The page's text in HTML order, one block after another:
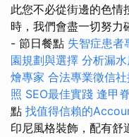
此您不必從街邊的色情
時，我們會盡一切努力
- 節日餐點 失智症患者
園規劃與選擇 分析漏
燴專家 合法專業徵信
照 SEO最佳實踐 逢甲
點 找值得信賴的
印尼風格裝飾，配有舒